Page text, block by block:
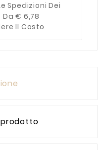
Spedizioni Dei
Da € 6,78
Il Costo